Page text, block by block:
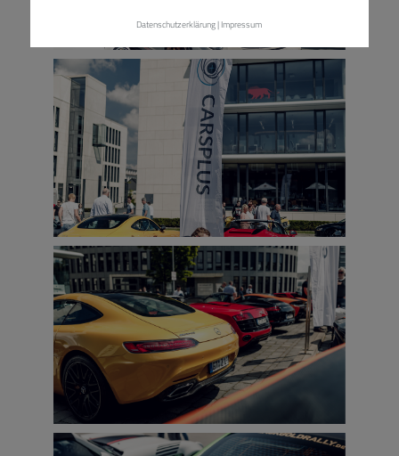
Datenschutzerklärung|Impressum